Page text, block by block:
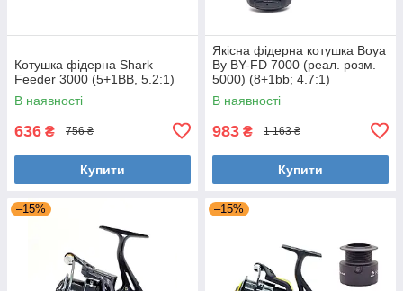
Котушка фідерна Shark
Feeder 3000 (5+1BB, 5.2:1)
В наявності
636 ₴ 756 ₴
Купити
Якісна фідерна котушка Boya
By BY-FD 7000 (реал. розм.
5000) (8+1bb; 4.7:1)
В наявності
983 ₴ 1 163 ₴
Купити
–15% –15%